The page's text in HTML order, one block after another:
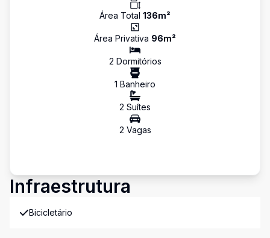
Área Total 136m²
Área Privativa 96m²
2 Dormitórios
1 Banheiro
2 Suítes
2 Vagas
Infraestrutura
Bicicletário